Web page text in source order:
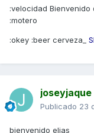
:velocidad
:motero
:okey :beer cerveza_
joseyjaque
Publicado 23
bienvenido elias